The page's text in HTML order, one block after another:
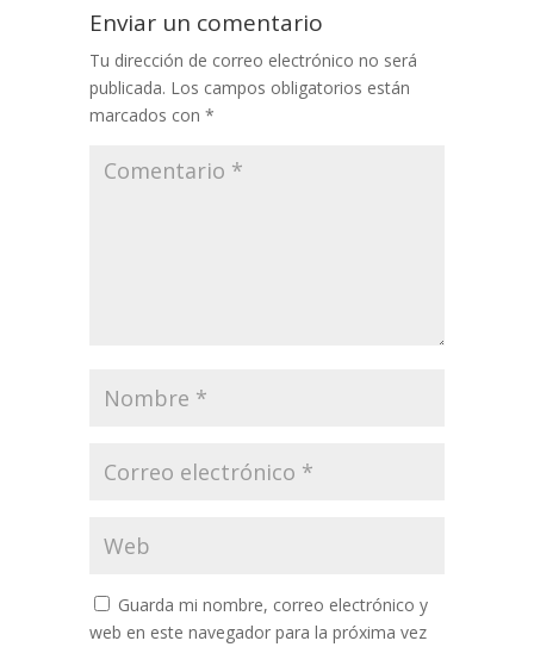
Enviar un comentario
Tu dirección de correo electrónico no será
publicada. Los campos obligatorios están
marcados con *
Guarda mi nombre, correo electrónico y
web en este navegador para la próxima vez